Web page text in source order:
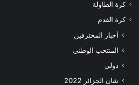
كرة الطاولة
كرة القدم
أخبار المحترفين
المنتخب الوطني
دولي
شان الجزائر 2022